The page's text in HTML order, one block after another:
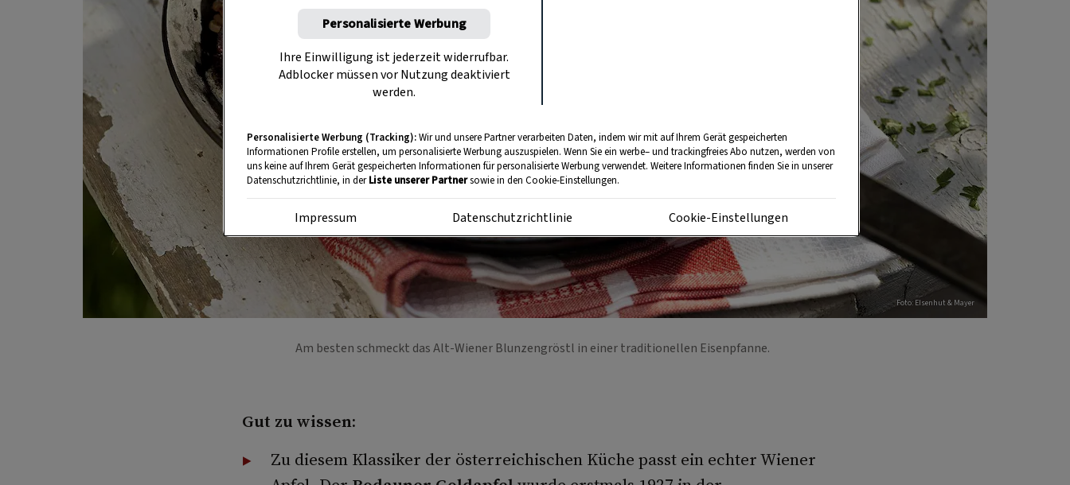
Foto: EIsenhut & Mayer
Am besten schmeckt das Alt-Wiener Blunzengröstl in einer traditionellen Eisenpfanne.
Gut zu wissen:
Zu diesem Klassiker der österreichischen Küche passt ein echter Wiener
Personalisierte Werbung
Ihre Einwilligung ist jederzeit widerrufbar.
Adblocker müssen vor Nutzung deaktiviert
werden.
Personalisierte Werbung (Tracking):Wir und unsere Partner verarbeiten Daten, indem wir mit auf Ihrem Gerät gespeicherten
Informationen Profile erstellen, um personalisierte Werbung auszuspielen. Wenn Sie ein werbe– und trackingfreies Abo nutzen, werden von
uns keine auf Ihrem Gerät gespeicherten Informationen für personalisierte Werbung verwendet. Weitere Informationen finden Sie in unserer
Datenschutzrichtlinie, in derListe unserer Partnersowie in den Cookie-Einstellungen.
Impressum Datenschutzrichtlinie Cookie-Einstellungen